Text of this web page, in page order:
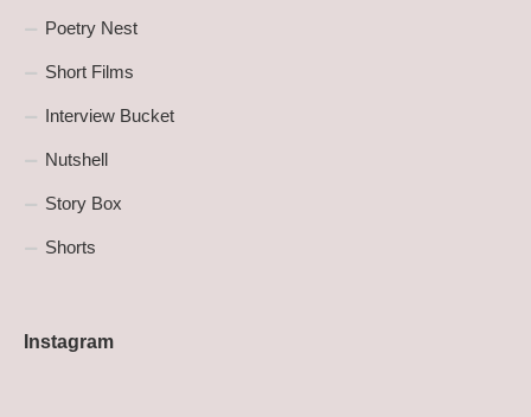
Poetry Nest
Short Films
Interview Bucket
Nutshell
Story Box
Shorts
Instagram